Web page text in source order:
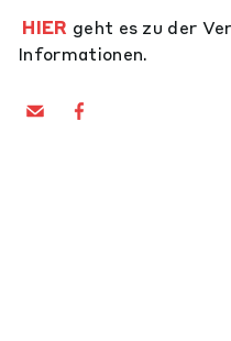
HIER geht es zu der
Informationen.